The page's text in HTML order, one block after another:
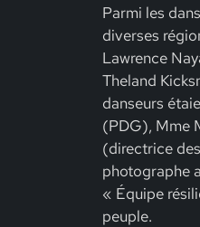
Parmi les
diverses
Lawrence
Theland
danseurs
(PDG), Mme
(directrice
photographe
« Équipe
peuple.